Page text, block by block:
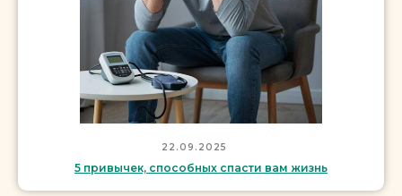
22.09.2025
5 привычек, способных спасти вам жизнь